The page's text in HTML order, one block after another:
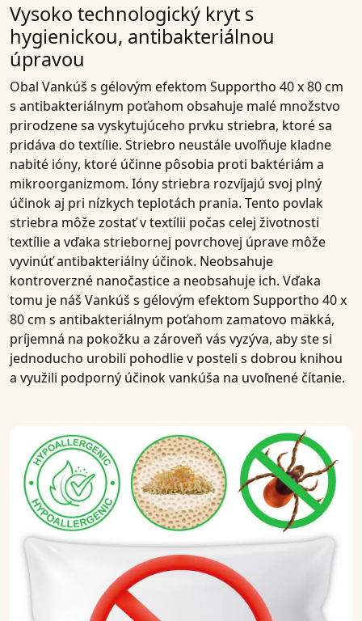
Vysoko technologický kryt s
hygienickou, antibakteriálnou
úpravou
Obal Vankúš s gélovým efektom Supportho 40 x 80 cm
s antibakteriálnym poťahom obsahuje malé množstvo
prirodzene sa vyskytujúceho prvku striebra, ktoré sa
pridáva do textílie. Striebro neustále uvoľňuje kladne
nabité ióny, ktoré účinne pôsobia proti baktériám a
mikroorganizmom. Ióny striebra rozvíjajú svoj plný
účinok aj pri nízkych teplotách prania. Tento povlak
striebra môže zostať v textílii počas celej životnosti
textílie a vďaka striebornej povrchovej úprave môže
vyvinúťantibakteriálny účinok. Neobsahuje
kontroverzné nanočastice a neobsahuje ich. Vďaka
tomu je náš Vankúš s gélovým efektom Supportho 40 x
80 cm s antibakteriálnym poťahom zamatovo mäkká,
príjemná na pokožku a zároveň vás vyzýva, aby ste si
jednoducho urobili pohodlie v posteli s dobrou knihou
a využili podporný účinok vankúša na uvoľnené čítanie.